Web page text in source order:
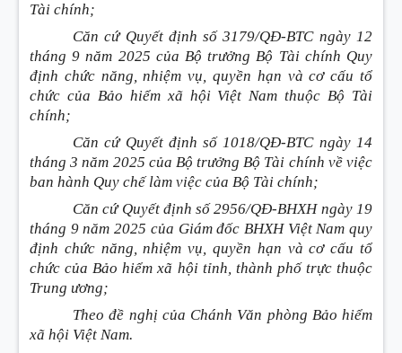
Tài chính;
Căn cứ Quyết định số 3179/QĐ-BTC ngày 12
tháng 9 năm 2025 của Bộ trưởng Bộ Tài chính Quy
định chức năng, nhiệm vụ, quyền hạn và cơ cấu tổ
chức của Bảo hiểm xã hội Việt Nam thuộc Bộ Tài
chính;
Căn cứ Quyết định số 1018/QĐ-BTC ngày 14
tháng 3 năm 2025 của Bộ trưởng Bộ Tài chính về việc
ban hành Quy chế làm việc của Bộ Tài chính;
Căn cứ Quyết định số 2956/QĐ-BHXH ngày 19
tháng 9 năm 2025 của Giám đốc BHXH Việt Nam quy
định chức năng, nhiệm vụ, quyền hạn và cơ cấu tổ
chức của Bảo hiểm xã hội tỉnh, thành phố trực thuộc
Trung ương;
Theo đề nghị của Chánh Văn phòng Bảo hiểm
xã hội Việt Nam.